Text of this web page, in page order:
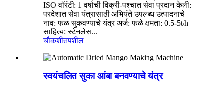
ISO वॉरंटी: 1 वर्षाची विक्री-पश्चात सेवा प्रदान केली:
परदेशात सेवा यंत्रासाठी अभियंते उपलब्ध उत्पादनाचे
नाव: फळ सुकवण्याचे यंत्र अर्ज: फळे क्षमता: 0.5-5t/h
साहित्य: स्टेनलेस...
चौकशीतपशील
स्वयंचलित सुका आंबा बनवण्याचे यंत्र